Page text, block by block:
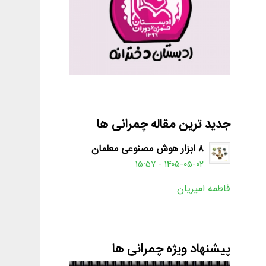
جدید ترین مقاله چمرانی ها
۸ ابزار هوش مصنوعی معلمان
۱۴۰۵-۰۵-۰۲ - ۱۵:۵۷
فاطمه امیریان
پیشنهاد ویژه چمرانی ها